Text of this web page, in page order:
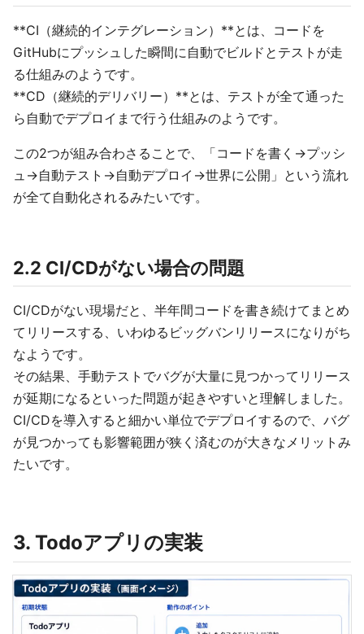
**CI（継続的インテグレーション）**とは、コードを
GitHubにプッシュした瞬間に自動でビルドとテストが走
る仕組みのようです。
**CD（継続的デリバリー）**とは、テストが全て通った
ら自動でデプロイまで行う仕組みのようです。
この2つが組み合わさることで、「コードを書く→プッシ
ュ→自動テスト→自動デプロイ→世界に公開」という流れ
が全て自動化されるみたいです。
2.2 CI/CDがない場合の問題
CI/CDがない現場だと、半年間コードを書き続けてまとめ
てリリースする、いわゆるビッグバンリリースになりがち
なようです。
その結果、手動テストでバグが大量に見つかってリリース
が延期になるといった問題が起きやすいと理解しました。
CI/CDを導入すると細かい単位でデプロイするので、バグ
が見つかっても影響範囲が狭く済むのが大きなメリットみ
たいです。
3. Todoアプリの実装